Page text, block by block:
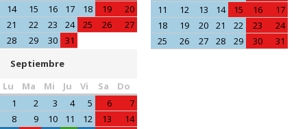
14
15 16 17 18 19
20
21
22 23 24 25 26
27
28
29 30 31
11
12 13 14 15 16
17
18
19 20 21 22 23
24
25
26 27 28 29 30
31
Septiembre
Lu
Ma Mi Ju Vi Sa
Do
1
2 3 4 5 6
7
8
9 10 11 12 13
14